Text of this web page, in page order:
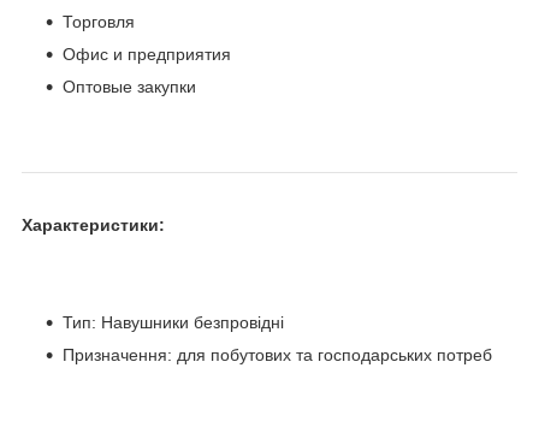
Торговля
Офис и предприятия
Оптовые закупки
Характеристики:
Тип: Навушники безпровідні
Призначення: для побутових та господарських потреб